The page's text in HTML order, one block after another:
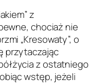
z
chociaż nie
„Kresowaty”, o
przytaczając
z ostatniego
wstęp, jeżeli